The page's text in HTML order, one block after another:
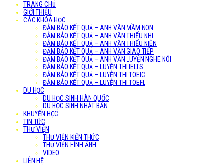
TRANG CHỦ
GIỚI THIỆU
CÁC KHÓA HỌC
ĐẢM BẢO KẾT QUẢ – ANH VĂN MẦM NON
ĐẢM BẢO KẾT QUẢ – ANH VĂN THIẾU NHI
ĐẢM BẢO KẾT QUẢ – ANH VĂN THIẾU NIÊN
ĐẢM BẢO KẾT QUẢ – ANH VĂN GIAO TIẾP
ĐẢM BẢO KẾT QUẢ – ANH VĂN LUYỆN NGHE NÓI
ĐẢM BẢO KẾT QUẢ – LUYỆN THI IELTS
ĐẢM BẢO KẾT QUẢ – LUYỆN THI TOEIC
ĐẢM BẢO KẾT QUẢ – LUYỆN THI TOEFL
DU HỌC
DU HỌC SINH HÀN QUỐC
DU HỌC SINH NHẬT BẢN
KHUYẾN HỌC
TIN TỨC
THƯ VIỆN
THƯ VIỆN KIẾN THỨC
THƯ VIỆN HÌNH ẢNH
VIDEO
LIÊN HỆ